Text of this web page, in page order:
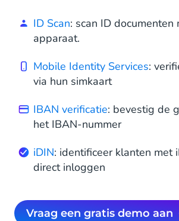
ID Scan: scan ID
apparaat.
Mobile Identity Services:
via hun simkaart
IBAN verificatie: bevestig de
het IBAN-nummer
iDIN: identificeer klanten met
direct inloggen
Vraag een gratis demo aan